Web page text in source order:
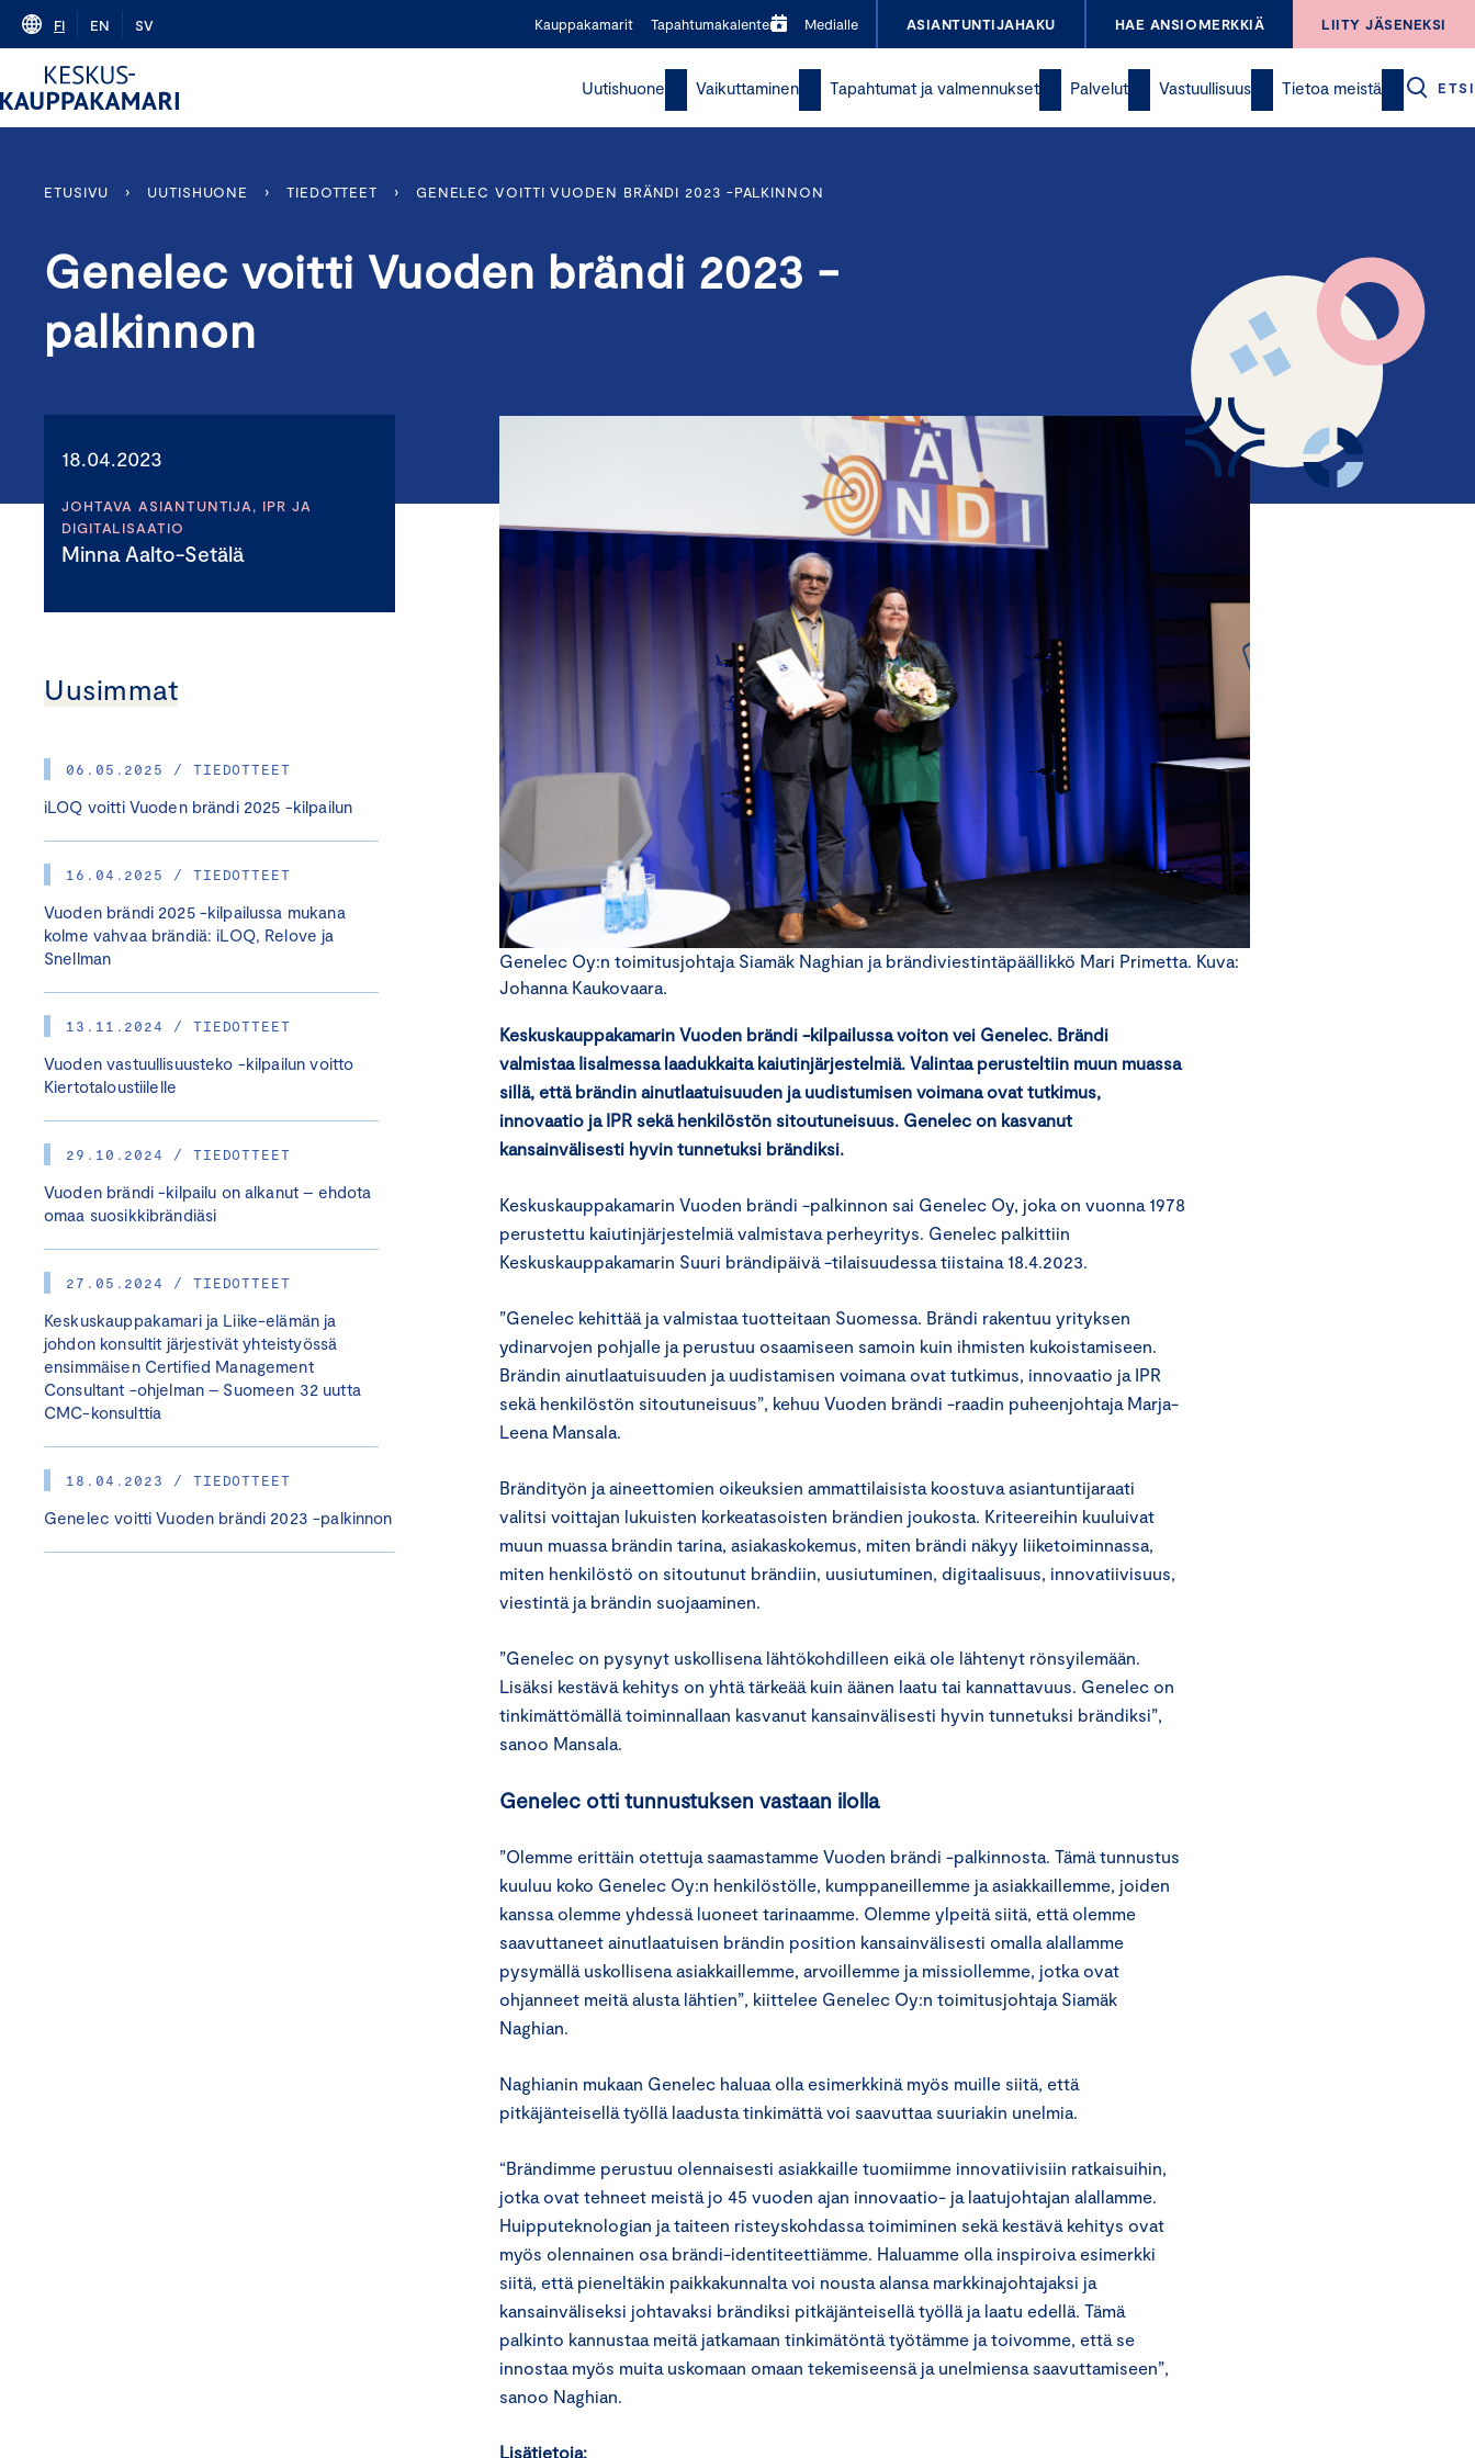
Skip
content
FI EN SV Kauppakamarit Tapahtumakalenteri Medialle ASIANTUNTIJAHAKU HAE ANSIOMERKKIÄ LIITY JÄSENEKSI
Uutishuone Vaikuttaminen Tapahtumat ja valmennukset Palvelut Vastuullisuus Tietoa meistä ETSI
ETUSIVU › UUTISHUONE › TIEDOTTEET › GENELEC VOITTI VUODEN BRÄNDI 2023 -PALKINNON
Genelec voitti Vuoden brändi 2023 -
palkinnon
18.04.2023
JOHTAVA ASIANTUNTIJA, IPR JA
DIGITALISAATIO
Minna Aalto-Setälä
Uusimmat
06.05.2025 / TIEDOTTEET
iLOQ voitti Vuoden brändi 2025 -kilpailun
16.04.2025 / TIEDOTTEET
Vuoden brändi 2025 -kilpailussa mukana
kolme vahvaa brändiä: iLOQ, Relove ja
Snellman
13.11.2024 / TIEDOTTEET
Vuoden vastuullisuusteko -kilpailun voitto
Kiertotaloustiilelle
29.10.2024 / TIEDOTTEET
Vuoden brändi -kilpailu on alkanut – ehdota
omaa suosikkibrändiäsi
27.05.2024 / TIEDOTTEET
Keskuskauppakamari ja Liike-elämän ja
johdon konsultit järjestivät yhteistyössä
ensimmäisen Certified Management
Consultant -ohjelman – Suomeen 32 uutta
CMC-konsulttia
18.04.2023 / TIEDOTTEET
Genelec voitti Vuoden brändi 2023 -palkinnon
Genelec Oy:n toimitusjohtaja Siamäk Naghian ja brändiviestintäpäällikkö Mari Primetta. Kuva:
Johanna Kaukovaara.
Keskuskauppakamarin Vuoden brändi -kilpailussa voiton vei Genelec. Brändi
valmistaa Iisalmessa laadukkaita kaiutinjärjestelmiä. Valintaa perusteltiin muun muassa
sillä, että brändin ainutlaatuisuuden ja uudistumisen voimana ovat tutkimus,
innovaatio ja IPR sekä henkilöstön sitoutuneisuus. Genelec on kasvanut
kansainvälisesti hyvin tunnetuksi brändiksi.
Keskuskauppakamarin Vuoden brändi -palkinnon sai Genelec Oy, joka on vuonna 1978
perustettu kaiutinjärjestelmiä valmistava perheyritys. Genelec palkittiin
Keskuskauppakamarin Suuri brändipäivä -tilaisuudessa tiistaina 18.4.2023.
”Genelec kehittää ja valmistaa tuotteitaan Suomessa. Brändi rakentuu yrityksen
ydinarvojen pohjalle ja perustuu osaamiseen samoin kuin ihmisten kukoistamiseen.
Brändin ainutlaatuisuuden ja uudistamisen voimana ovat tutkimus, innovaatio ja IPR
sekä henkilöstön sitoutuneisuus”, kehuu Vuoden brändi -raadin puheenjohtaja Marja-
Leena Mansala.
Brändityön ja aineettomien oikeuksien ammattilaisista koostuva asiantuntijaraati
valitsi voittajan lukuisten korkeatasoisten brändien joukosta. Kriteereihin kuuluivat
muun muassa brändin tarina, asiakaskokemus, miten brändi näkyy liiketoiminnassa,
miten henkilöstö on sitoutunut brändiin, uusiutuminen, digitaalisuus, innovatiivisuus,
viestintä ja brändin suojaaminen.
”Genelec on pysynyt uskollisena lähtökohdilleen eikä ole lähtenyt rönsyilemään.
Lisäksi kestävä kehitys on yhtä tärkeää kuin äänen laatu tai kannattavuus. Genelec on
tinkimättömällä toiminnallaan kasvanut kansainvälisesti hyvin tunnetuksi brändiksi”,
sanoo Mansala.
Genelec otti tunnustuksen vastaan ilolla
”Olemme erittäin otettuja saamastamme Vuoden brändi -palkinnosta. Tämä tunnustus
kuuluu koko Genelec Oy:n henkilöstölle, kumppaneillemme ja asiakkaillemme, joiden
kanssa olemme yhdessä luoneet tarinaamme. Olemme ylpeitä siitä, että olemme
saavuttaneet ainutlaatuisen brändin position kansainvälisesti omalla alallamme
pysymällä uskollisena asiakkaillemme, arvoillemme ja missiollemme, jotka ovat
ohjanneet meitä alusta lähtien”, kiittelee Genelec Oy:n toimitusjohtaja Siamäk
Naghian.
Naghianin mukaan Genelec haluaa olla esimerkkinä myös muille siitä, että
pitkäjänteisellä työllä laadusta tinkimättä voi saavuttaa suuriakin unelmia.
“Brändimme perustuu olennaisesti asiakkaille tuomiimme innovatiivisiin ratkaisuihin,
jotka ovat tehneet meistä jo 45 vuoden ajan innovaatio- ja laatujohtajan alallamme.
Huipputeknologian ja taiteen risteyskohdassa toimiminen sekä kestävä kehitys ovat
myös olennainen osa brändi-identiteettiämme. Haluamme olla inspiroiva esimerkki
siitä, että pieneltäkin paikkakunnalta voi nousta alansa markkinajohtajaksi ja
kansainväliseksi johtavaksi brändiksi pitkäjänteisellä työllä ja laatu edellä. Tämä
palkinto kannustaa meitä jatkamaan tinkimätöntä työtämme ja toivomme, että se
innostaa myös muita uskomaan omaan tekemiseensä ja unelmiensa saavuttamiseen”,
sanoo Naghian.
Lisätietoja: